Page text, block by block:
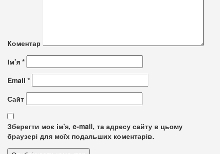
Коментар
Ім’я *
Email *
Сайт
Зберегти моє ім'я, e-mail, та адресу сайту в цьому
браузері для моїх подальших коментарів.